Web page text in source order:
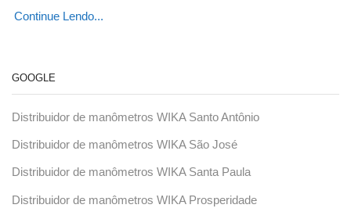
Continue Lendo...
GOOGLE
Distribuidor de manômetros WIKA Santo Antônio
Distribuidor de manômetros WIKA São José
Distribuidor de manômetros WIKA Santa Paula
Distribuidor de manômetros WIKA Prosperidade